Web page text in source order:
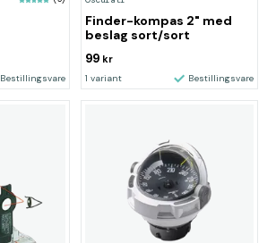
Bestillingsvare
Finder-kompas 2" med
beslag sort/sort
99 kr
1 variant Bestillingsvare